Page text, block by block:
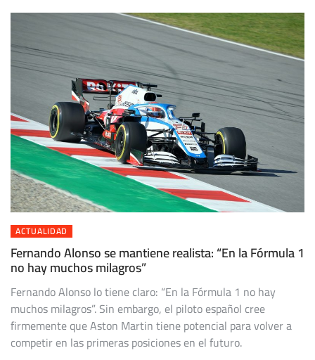
ACTUALIDAD
Fernando Alonso se mantiene realista: “En la Fórmula 1
no hay muchos milagros”
Fernando Alonso lo tiene claro: “En la Fórmula 1 no hay
muchos milagros”. Sin embargo, el piloto español cree
firmemente que Aston Martin tiene potencial para volver a
competir en las primeras posiciones en el futuro.